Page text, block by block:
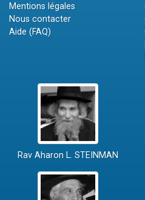
Mentions légales
Nous contacter
Aide (FAQ)
Rav Aharon L. STEINMAN